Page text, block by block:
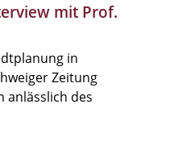
mit Prof.
in
Zeitung
anlässlich des